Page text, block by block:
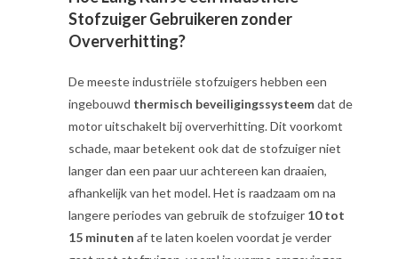
Stofzuiger Gebruikeren zonder
Oververhitting?
De meeste industriële stofzuigers hebben een
ingebouwd thermisch beveiligingssysteemdat de
motor uitschakelt bij oververhitting. Dit voorkomt
schade, maar betekent ook dat de stofzuiger niet
langer dan een paar uur achtereen kan draaien,
afhankelijk van het model. Het is raadzaam om na
langere periodes van gebruik de stofzuiger 10 tot
15 minuten af te laten koelen voordat je verder